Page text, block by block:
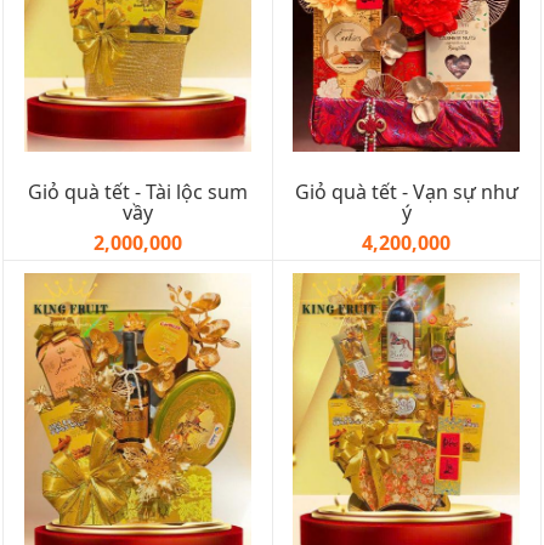
Giỏ quà tết - Tài lộc sum
vầy
2,000,000
Giỏ quà tết - Vạn sự như
ý
4,200,000